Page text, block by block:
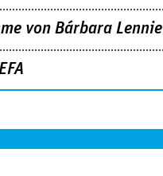
von Bárbara Lennie